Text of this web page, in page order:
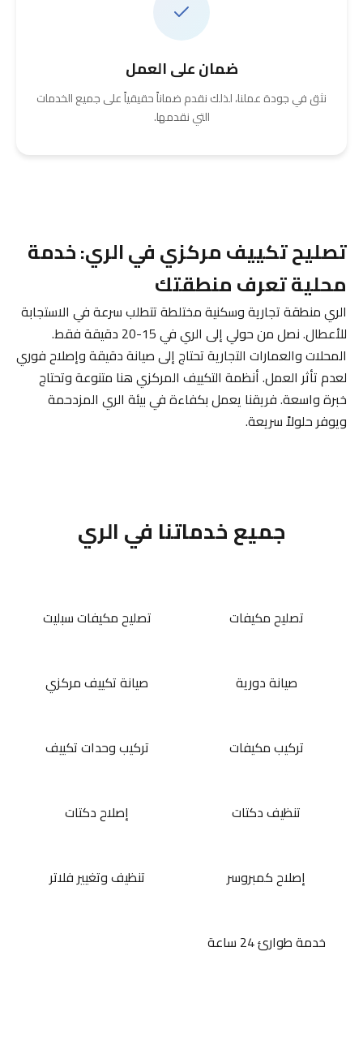
ضمان على العمل
نثق في جودة عملنا، لذلك نقدم ضماناً حقيقياً على جميع الخدمات
التي نقدمها.
تصليح تكييف مركزي في الري: خدمة
محلية تعرف منطقتك
الري منطقة تجارية وسكنية مختلطة تتطلب سرعة في الاستجابة
للأعطال. نصل من حولي إلى الري في 15-20 دقيقة فقط.
المحلات والعمارات التجارية تحتاج إلى صيانة دقيقة وإصلاح فوري
لعدم تأثر العمل. أنظمة التكييف المركزي هنا متنوعة وتحتاج
خبرة واسعة. فريقنا يعمل بكفاءة في بيئة الري المزدحمة
ويوفر حلولاً سريعة.
جميع خدماتنا في الري
تصليح مكيفات تصليح مكيفات سبليت
صيانة دورية صيانة تكييف مركزي
تركيب مكيفات تركيب وحدات تكييف
تنظيف دكتات إصلاح دكتات
إصلاح كمبروسر تنظيف وتغيير فلاتر
خدمة طوارئ 24 ساعة